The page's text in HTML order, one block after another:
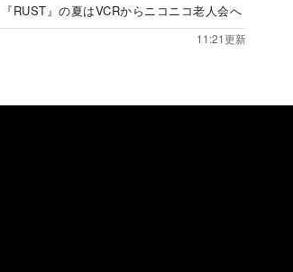
『RUST』の夏はVCRからニコニコ老人会へ
11:21更新